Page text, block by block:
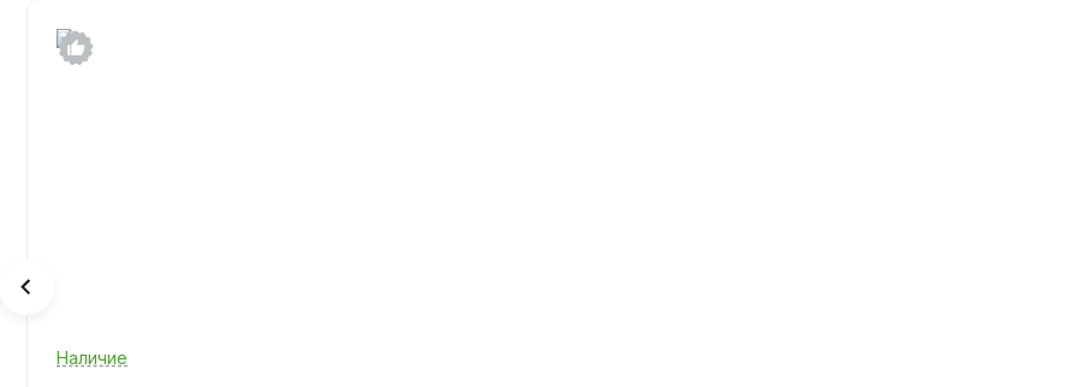
Наличие